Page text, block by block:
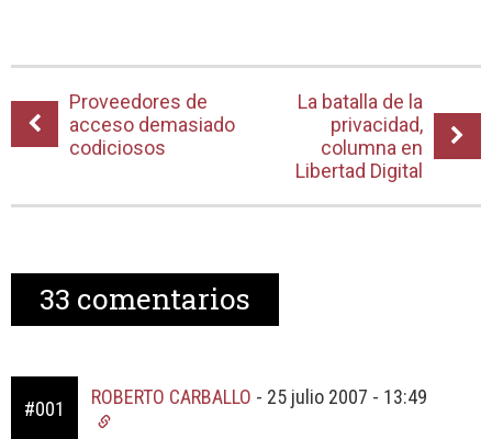
Proveedores de
acceso demasiado
codiciosos
La batalla de la
privacidad,
columna en
Libertad Digital
33 comentarios
#001
ROBERTO CARBALLO - 25 julio 2007 - 13:49